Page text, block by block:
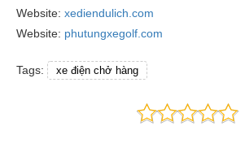
Website: xediendulich.com
Website: phutungxegolf.com
Tags: xe điện chở hàng